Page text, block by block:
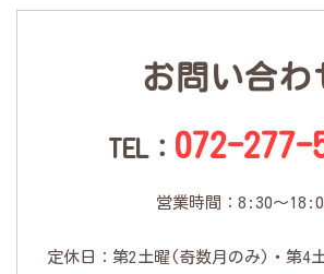
お問い合わ
TEL： 072-277-
営業時間：8:30～
定休日：第2土曜(奇数月のみ)・第4